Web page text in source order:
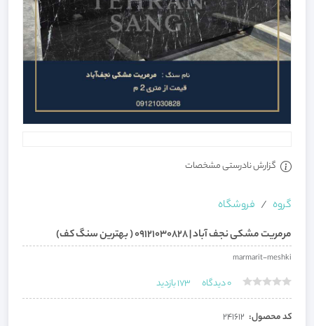
گزارش نادرستی مشخصات
گروه
فروشگاه
مرمریت مشکی نجف آباد | 09121030828 ( بهترین سنگ کف)
marmarit-meshki
0دیدگاه 173بازدید
کد محصول: 241612